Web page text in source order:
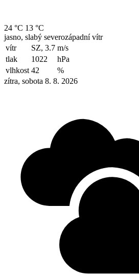
24 °C 13 °C
jasno, slabý severozápadní vítr
vítr
SZ, 3.7 m/s
tlak
1022
hPa
vlhkost 42
%
zítra, sobota 8. 8. 2026